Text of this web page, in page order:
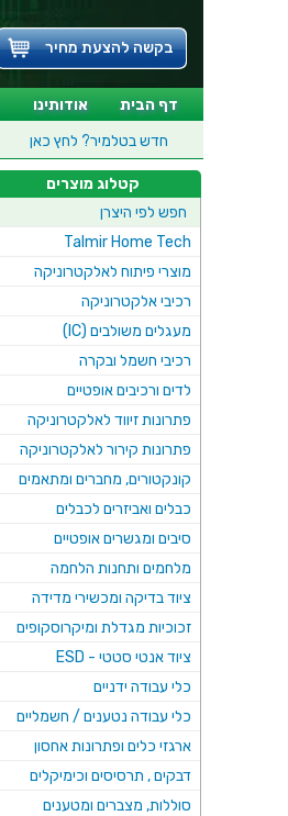
בקשה להצעת מחיר
דף הבית אודותינו
חדש בטלמיר? לחץ כאן
קטלוג מוצרים
חפש לפי היצרן
Talmir Home Tech
מוצרי פיתוח לאלקטרוניקה
רכיבי אלקטרוניקה
מעגלים משולבים (IC)
רכיבי חשמל ובקרה
לדים ורכיבים אופטיים
פתרונות זיווד לאלקטרוניקה
פתרונות קירור לאלקטרוניקה
קונקטורים, מחברים ומתאמים
כבלים ואביזרים לכבלים
סיבים ומגשרים אופטיים
מלחמים ותחנות הלחמה
ציוד בדיקה ומכשירי מדידה
זכוכיות מגדלת ומיקרוסקופים
ציוד אנטי סטטי - ESD
כלי עבודה ידניים
כלי עבודה נטענים / חשמליים
ארגזי כלים ופתרונות אחסון
דבקים , תרסיסים וכימיקלים
סוללות, מצברים ומטענים